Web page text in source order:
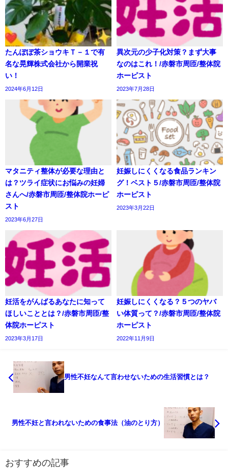
たんぽぽ茶ショウキＴ－１で有
名な晃輝株式会社から開業祝
い！
2024年6月12日
異次元の少子化対策？まず大事
なのはこれ！/赤磐市周匝/整体院
ホーピスト
2023年7月28日
マタニティ整体が必要な理由と
は？ツライ症状にお悩みの妊婦
さんへ/赤磐市周匝/整体院ホーピ
スト
2023年6月27日
妊娠しにくくなる食品ランキン
グ！ベスト５/赤磐市周匝/整体院
ホーピスト
2023年3月22日
妊活をがんばるあなたに知って
ほしいこととは？/赤磐市周匝/整
体院ホーピスト
2023年3月17日
妊娠しにくくなる？５つのヤバ
い体質って？/赤磐市周匝/整体院
ホーピスト
2022年11月9日
男性不妊なんて言わせないための生活習慣とは？
男性不妊と言われないための食事法（油のとり方）
おすすめの記事